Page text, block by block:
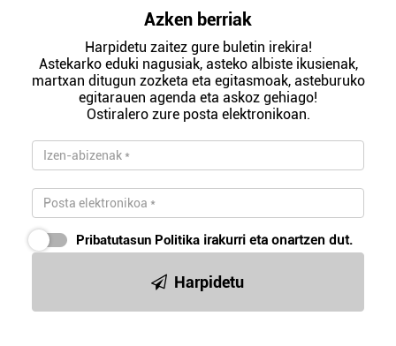
Azken berriak
Harpidetu zaitez gure buletin irekira!
Astekarko eduki nagusiak, asteko albiste ikusienak,
martxan ditugun zozketa eta egitasmoak, asteburuko
egitarauen agenda eta askoz gehiago!
Ostiralero zure posta elektronikoan.
Pribatutasun Politika irakurri eta onartzen dut.
Harpidetu